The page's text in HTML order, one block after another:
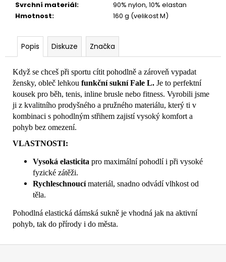
Svrchní materiál:
90% nylon, 10% elastan
Hmotnost: 160 g (velikost M)
Popis Diskuze Značka
Když se chceš při sportu cítit pohodlně a zároveň vypadat
žensky, obleč lehkou funkční sukní Fale L. Je to perfektní
kousek pro běh, tenis, inline brusle nebo fitness. Vyrobili jsme
ji z kvalitního prodyšného a pružného materiálu, který ti v
kombinaci s pohodlným střihem zajistí vysoký komfort a
pohyb bez omezení.
VLASTNOSTI:
Vysoká elasticita pro maximální pohodlí i při vysoké
fyzické zátěži.
Rychleschnoucímateriál, snadno odvádí vlhkost od
těla.
Pohodlná elastická dámská sukně je vhodná jak na aktivní
pohyb, tak do přírody i do města.
Z